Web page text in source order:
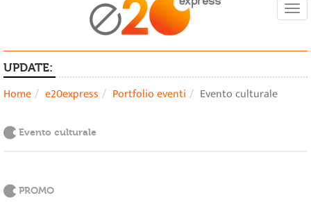
UPDATE:
Home e20express Portfolio eventi Evento culturale
Evento culturale
PROMO